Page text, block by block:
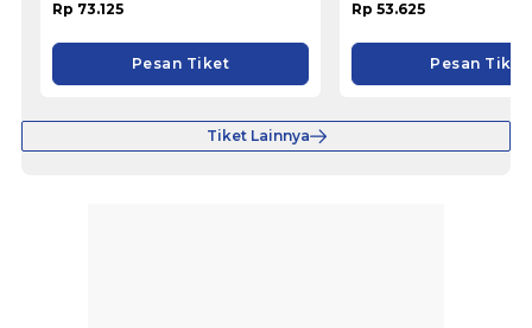
Rp 73.125
Pesan Tiket
Rp 53.625
Pesan Tiket
Tiket Lainnya